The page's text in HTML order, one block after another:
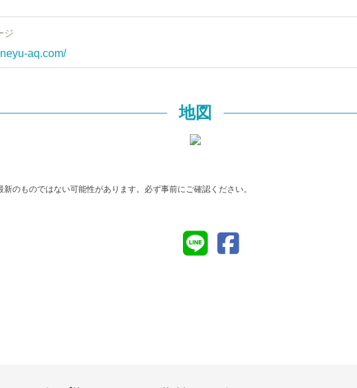
ジ
aq.com/
地図
のものではない可能性があります。必ず事前にご確認ください。